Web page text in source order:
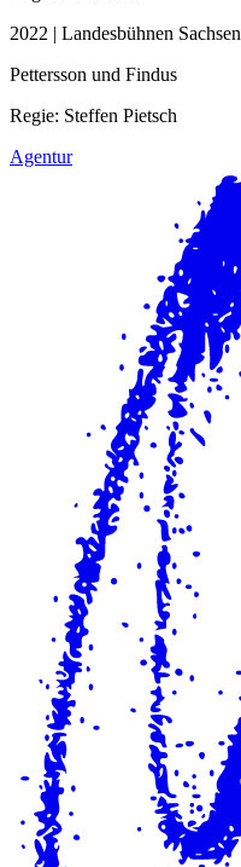
2022 | Landesbühnen Sachsen
Pettersson und Findus
Regie: Steffen Pietsch
Agentur